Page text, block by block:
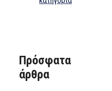
Πρόσφατα
άρθρα